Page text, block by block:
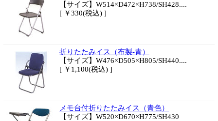
【サイズ】W514×D472×H738/SH428....
[ ￥330(税込) ]
折りたたみイス（布製-青）
【サイズ】W476×D505×H805/SH440....
[ ￥1,100(税込) ]
メモ台付折りたたみイス（青色）
【サイズ】W520×D670×H775/SH430